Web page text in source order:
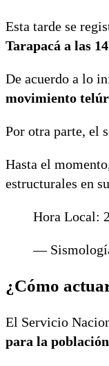
Esta tarde se
Tarapacá a las
De acuerdo a lo
movimiento
Por otra parte, el
Hasta el
estructurales en
Hora Local:
—
¿Cómo
El Servicio
para la